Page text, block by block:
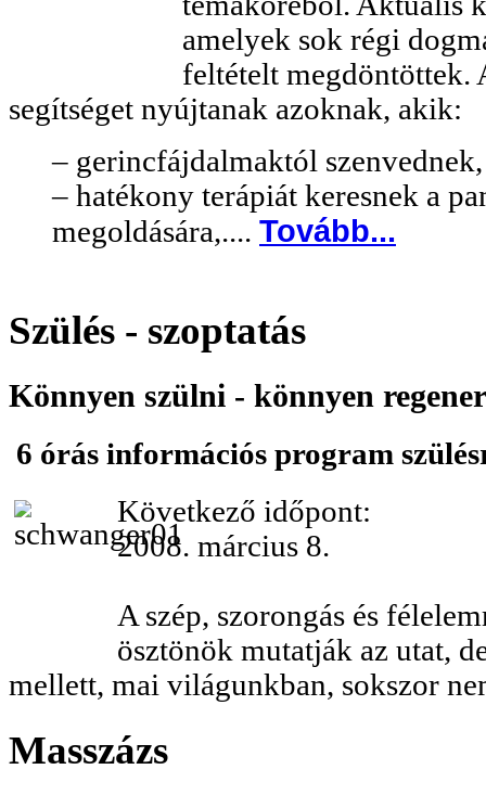
amelyek sok régi
feltételt
segítséget nyújtanak azoknak, akik:
– gerincfájdalmaktól
– hatékony terápiát keresnek a
megoldására,.... Tovább...
Szülés - szoptatás
Könnyen szülni - könnyen
6 órás információs program
Következő időpont:
2008. március 8.
A szép, szorongás és
ösztönök mutatják az utat,
mellett, mai világunkban, sokszor
Masszázs